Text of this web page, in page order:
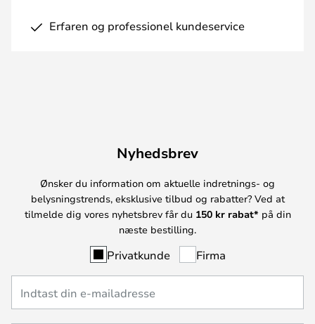
Erfaren og professionel kundeservice
Nyhedsbrev
Ønsker du information om aktuelle indretnings- og
belysningstrends, eksklusive tilbud og rabatter? Ved at
tilmelde dig vores nyhetsbrev får du 150 kr rabat* på din
næste bestilling.
Privatkunde Firma